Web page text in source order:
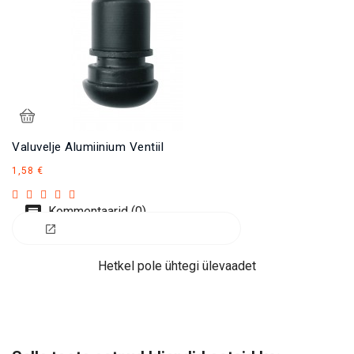
Valuvelje Alumiinium Ventiil
1,58 €
Kommentaarid (0)
Hetkel pole ühtegi ülevaadet